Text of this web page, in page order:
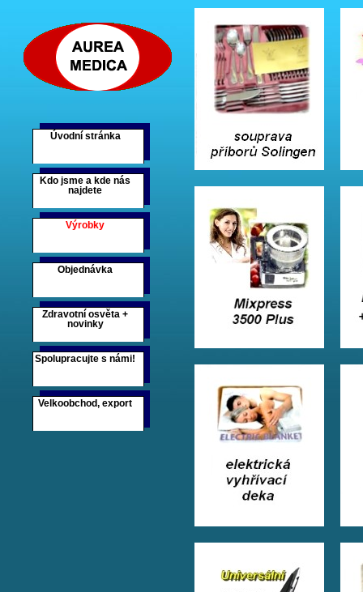
Úvodní stránka
Kdo jsme a kde nás
najdete
Výrobky
Objednávka
Zdravotní osvěta +
novinky
Spolupracujte s námi!
Velkoobchod, export